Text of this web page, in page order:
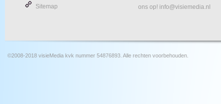
Sitemap
ons op! info@visiemedia.nl
©2008-2018 visieMedia kvk nummer 54876893. Alle rechten voorbehouden.